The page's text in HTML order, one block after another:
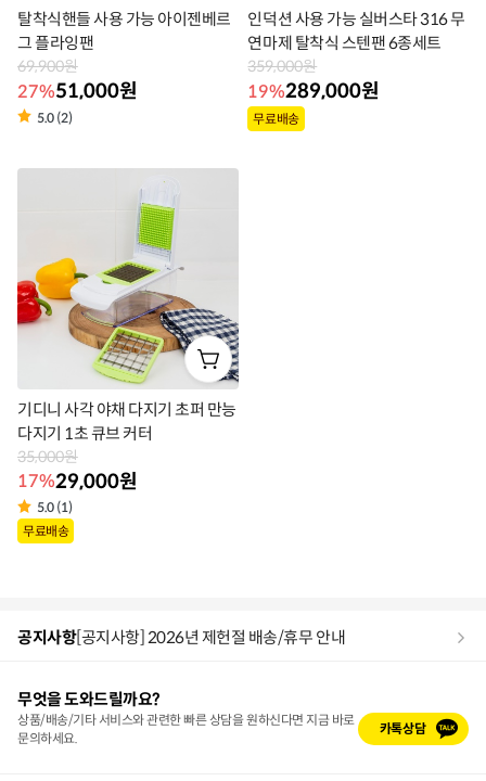
탈착식핸들 사용 가능 아이젠베르
그 플라잉팬
69,900원
27%51,000원
5.0 (2)
품
인덕션 사용 가능 실버스타 316 무
연마제 탈착식 스텐팬 6종세트
359,000원
19%289,000원
상
무료배송
기디니 사각 야채 다지기 초퍼 만능
다지기 1초 큐브 커터
35,000원
17%29,000원
5.0 (1)
상
벨
무료배송
공지사항[공지사항] 2026년 제헌절 배송/휴무 안내
무엇을 도와드릴까요?
상품/배송/기타 서비스와 관련한 빠른 상담을 원하신다면 지금 바로
문의하세요.
카톡상담